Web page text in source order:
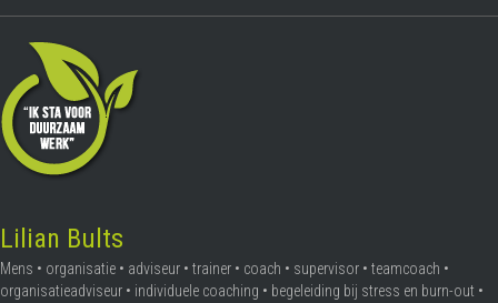
Lilian Bults
Mens • organisatie • adviseur • trainer • coach • supervisor • teamcoach •
organisatieadviseur • individuele coaching • begeleiding bij stress en burn-out •